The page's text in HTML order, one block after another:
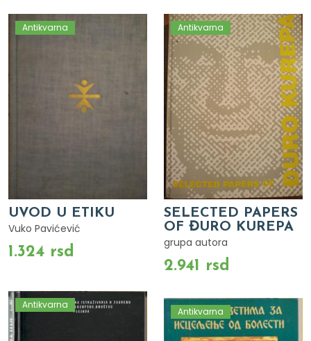
Antikvarna
UVOD U ETIKU
Vuko Pavićević
1.324 rsd
Antikvarna
SELECTED PAPERS
OF ĐURO KUREPA
grupa autora
2.941 rsd
Antikvarna
Antikvarna